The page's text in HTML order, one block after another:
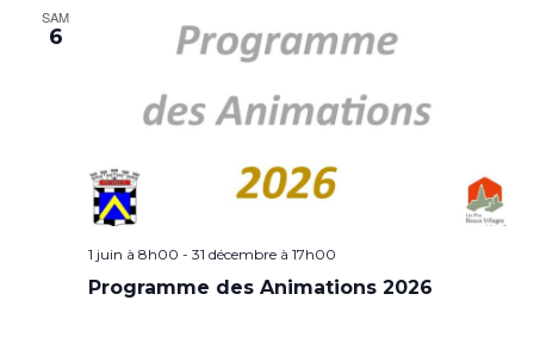
SAM
6
1 juin à 8h00 - 31 décembre à 17h00
Programme des Animations 2026